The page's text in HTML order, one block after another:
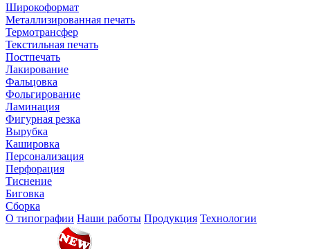
Широкоформат
Металлизированная печать
Термотрансфер
Текстильная печать
Постпечать
Лакирование
Фальцовка
Фольгирование
Ламинация
Фигурная резка
Вырубка
Кашировка
Персонализация
Перфорация
Тиснение
Биговка
Сборка
О типографии Наши работы Продукция Технологии